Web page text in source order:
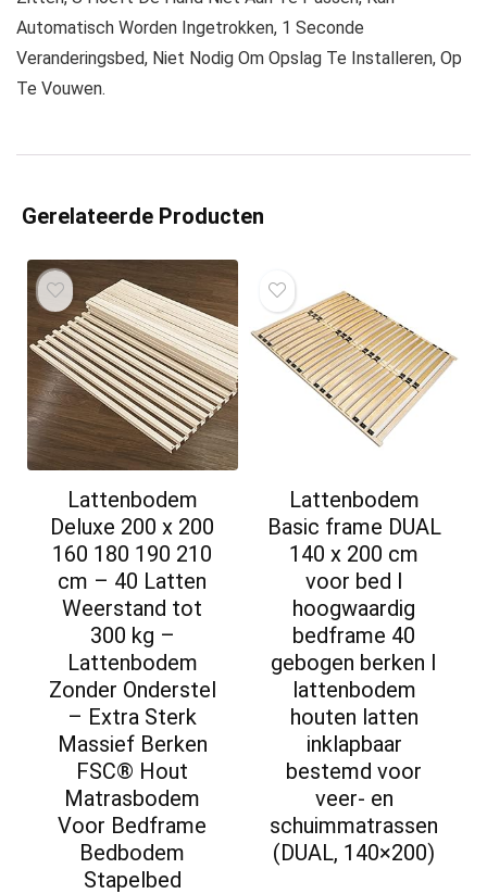
Automatisch Worden Ingetrokken, 1 Seconde
Veranderingsbed, Niet Nodig Om Opslag Te Installeren, Op
Te Vouwen.
Gerelateerde Producten
Lattenbodem
Deluxe 200 x 200
160 180 190 210
cm – 40 Latten
Weerstand tot
300 kg –
Lattenbodem
Zonder Onderstel
– Extra Sterk
Massief Berken
FSC® Hout
Matrasbodem
Voor Bedframe
Bedbodem
Stapelbed
Lattenbodem
Basic frame DUAL
140 x 200 cm
voor bed I
hoogwaardig
bedframe 40
gebogen berken I
lattenbodem
houten latten
inklapbaar
bestemd voor
veer- en
schuimmatrassen
(DUAL, 140×200)